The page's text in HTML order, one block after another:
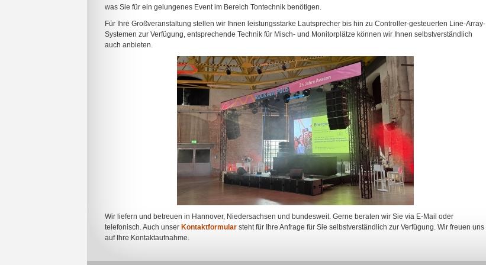
was Sie für ein gelungenes Event im Bereich Tontechnik benötigen.
Für Ihre Großveranstaltung stellen wir Ihnen leistungsstarke Lautsprecher bis hin zu Controller-gesteuerten Line-Array-
Systemen zur Verfügung, entsprechende Technik für Misch- und Monitorplätze können wir Ihnen selbstverständlich
auch anbieten.
Wir liefern und betreuen in Hannover, Niedersachsen und bundesweit. Gerne beraten wir Sie via E-Mail oder
telefonisch. Auch unser Kontaktformular steht für Ihre Anfrage für Sie selbstverständlich zur Verfügung. Wir freuen uns
auf Ihre Kontaktaufnahme.